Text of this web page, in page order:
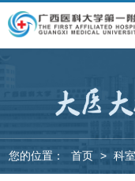
您的位置： 首页 > 科